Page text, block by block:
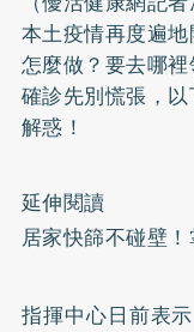
本土疫情再度遍
怎麼做？要去哪
確診先別慌張，以
解惑！
延伸閱讀
居家快篩不碰壁
指揮中心日前表